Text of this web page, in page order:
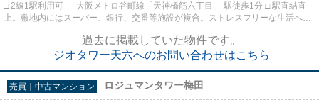
□ 2線1駅利用可 大阪メトロ谷町線「天神橋筋六丁目」 駅徒歩1分 □ 駅直結直
上。敷地内にはスーパー、銀行、交番等施設が複合。ストレスフリーな生活へ。
過去に掲載していた物件です。
ジオタワー天六へのお問い合わせはこちら
売買｜中古マンション ロジュマンタワー梅田